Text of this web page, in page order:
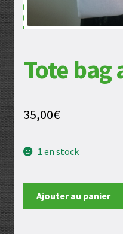
Tote bag
35,00€
1 en stock
Ajouter au panier